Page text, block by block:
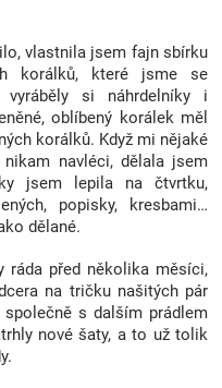
vlastnila jsem fajn sbírku
korálků, které jsme se
vyráběly si náhrdelníky i
oblíbený korálek měl
korálků. Když mi nějaké
navléci, dělala jsem
jsem lepila na čtvrtku,
popisky, kresbami…
dělané.
ráda před několika měsíci,
na tričku našitých pár
s dalším prádlem
nové šaty, a to už tolik